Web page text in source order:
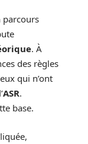
parcours
. À
des règles
qui n’ont
ASR.
base.